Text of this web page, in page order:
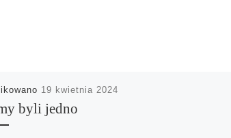
19 kwietnia 2024
byli jedno